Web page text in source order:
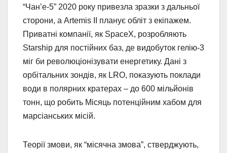
“Чан’е-5” 2020 року привезла зразки з дальньої
сторони, а Artemis II планує обліт з екіпажем.
Приватні компанії, як SpaceX, розробляють
Starship для постійних баз, де видобуток гелію-3
міг би революціонізувати енергетику. Дані з
орбітальних зондів, як LRO, показують поклади
води в полярних кратерах – до 600 мільйонів
тонн, що робить Місяць потенційним хабом для
марсіанських місій.
Теорії змови, як “місячна змова”, стверджують,